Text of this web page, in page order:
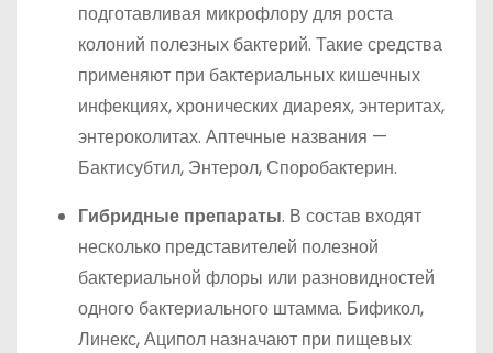
подготавливая микрофлору для роста
колоний полезных бактерий. Такие средства
применяют при бактериальных кишечных
инфекциях, хронических диареях, энтеритах,
энтероколитах. Аптечные названия —
Бактисубтил, Энтерол, Споробактерин.
Гибридные препараты. В состав входят
несколько представителей полезной
бактериальной флоры или разновидностей
одного бактериального штамма. Бификол,
Линекс, Аципол назначают при пищевых